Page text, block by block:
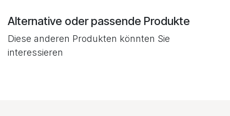
Alternative oder passende Produkte
Diese anderen Produkten könnten Sie
interessieren